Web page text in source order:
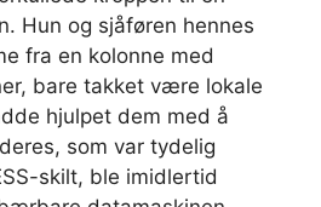
Hun og sjåføren hennes
fra en kolonne med
bare takket være lokale
hjulpet dem med å
som var tydelig
skilt, ble imidlertid